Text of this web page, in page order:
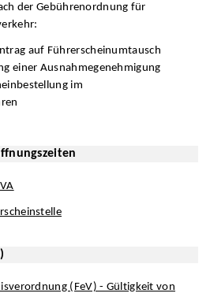
der Gebührenordnung für
auf Führerscheinumtausch
einer Ausnahmegenehmigung
im
(FeV) - Gültigkeit von